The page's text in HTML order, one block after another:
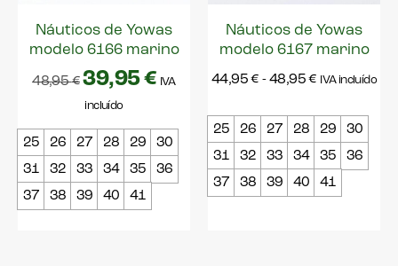
Victoria
Vulpeques
Yowas
Zapy
44
45
Náuticos de Yowas
modelo 6166 marino
48,95€ 39,95€ IVA
incluído
25 26 27 28 29
30
31
32 33 34 35
36
37
38 39 40 41
Náuticos de Yowas
modelo 6167 marino
44,95€ - 48,95€ IVA incluído
25 26 27 28 29
30
31
32 33 34 35
36
37
38 39 40 41